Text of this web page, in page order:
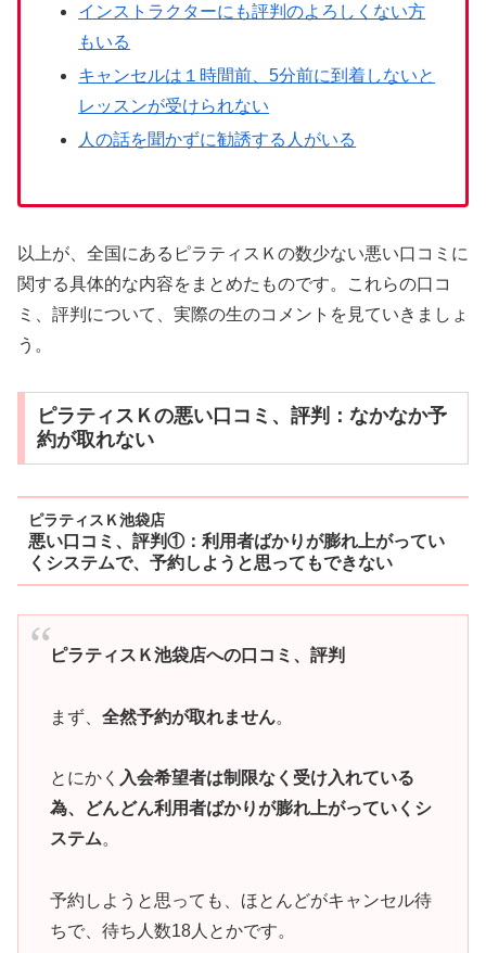
インストラクターにも評判のよろしくない方
もいる
キャンセルは１時間前、5分前に到着しないと
レッスンが受けられない
人の話を聞かずに勧誘する人がいる
以上が、全国にあるピラティスＫの数少ない悪い口コミに
関する具体的な内容をまとめたものです。これらの口コ
ミ、評判について、実際の生のコメントを見ていきましょ
う。
ピラティスＫの悪い口コミ、評判：なかなか予
約が取れない
ピラティスＫ池袋店
悪い口コミ、評判①：利用者ばかりが膨れ上がってい
くシステムで、予約しようと思ってもできない
ピラティスＫ池袋店への口コミ、評判
まず、 全然予約が取れません。
とにかく 入会希望者は制限なく受け入れている
為、どんどん利用者ばかりが膨れ上がっていくシ
ステム。
予約しようと思っても、ほとんどがキャンセル待
ちで、待ち人数18人とかです。